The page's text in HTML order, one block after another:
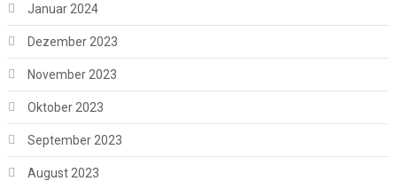
Januar 2024
Dezember 2023
November 2023
Oktober 2023
September 2023
August 2023